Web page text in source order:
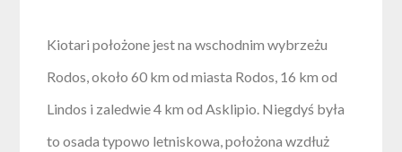
Kiotari położone jest na wschodnim wybrzeżu
Rodos, około 60 km od miasta Rodos, 16 km od
Lindos i zaledwie 4 km od Asklipio. Niegdyś była
to osada typowo letniskowa, położona wzdłuż